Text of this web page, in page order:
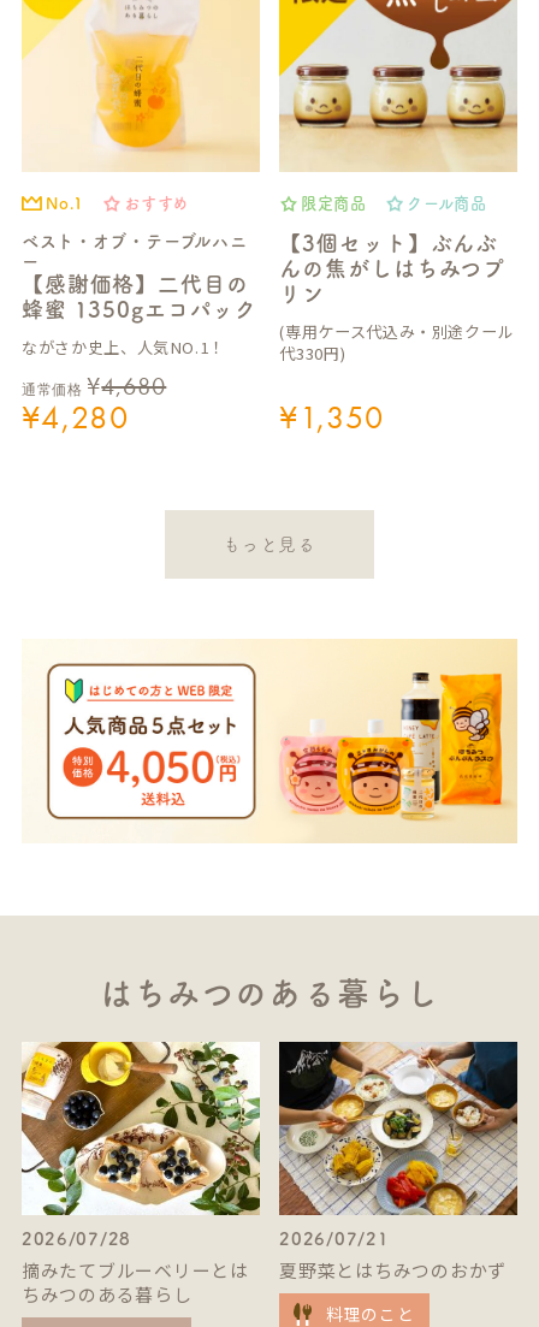
No.1 おすすめ
ベスト・オブ・テーブルハニ
ー
【感謝価格】二代目の
蜂蜜 1350gエコパック
ながさか史上、人気NO.1！
通常価格 ¥4,680
¥4,280
限定商品 クール商品
【3個セット】ぶんぶ
んの焦がしはちみつプ
リン
(専用ケース代込み・別途クール
代330円)
¥1,350
もっと見る
はちみつのある暮らし
2026/07/28
摘みたてブルーベリーとは
ちみつのある暮らし
2026/07/21
夏野菜とはちみつのおかず
料理のこと